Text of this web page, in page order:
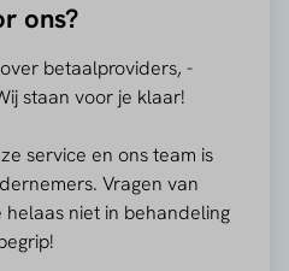
ons?
betaalproviders, -
staan voor je klaar!
service en ons team is
Vragen van
niet in behandeling